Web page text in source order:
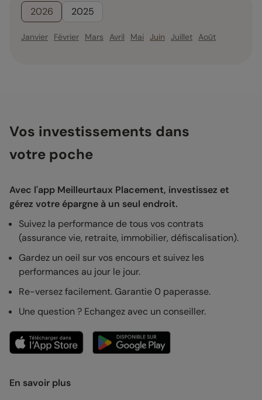
2026 2025
Janvier Février Mars Avril Mai Juin Juillet Août
Vos investissements dans
votre poche
Avec l'app Meilleurtaux Placement, investissez et
gérez votre épargne à un seul endroit.
Suivez la performance de tous vos contrats
(assurance vie, retraite, immobilier, défiscalisation).
Gardez un oeil sur vos encours et suivez les
performances au jour le jour.
Re-versez facilement. Garantie 0 paperasse.
Une question ? Echangez avec un conseiller.
En savoir plus